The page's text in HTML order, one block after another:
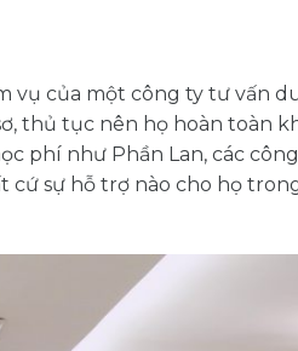
vụ của một công ty tư vấn
thủ tục nên họ hoàn toàn
phí như Phần Lan, các
sự hỗ trợ nào cho họ